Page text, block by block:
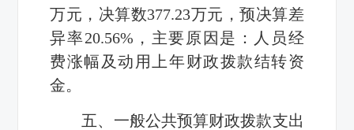
万元，决算数377.23万元，预决算差
异率20.56% ，主要原因是：人员经
费涨幅及动用上年财政拨款结转资
金。
五、一般公共预算财政拨款支出